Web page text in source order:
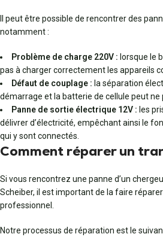
Il peut être possible de rencontrer des
notamment :
Problème de charge 220V : lorsque le
pas à charger correctement les appareils
Défaut de couplage : la séparation
démarrage et la batterie de cellule peut ne
Panne de sortie électrique 12V : les
délivrer d’électricité, empêchant ainsi le
qui y sont connectés.
Comment réparer un
Si vous rencontrez une panne d’un
Scheiber, il est important de la faire
professionnel.
Notre processus de réparation est le